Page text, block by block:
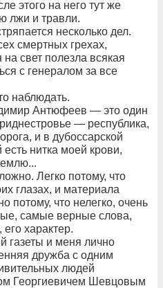
этого на него тут же
лжи и травли.
несколько дел.
смертных грехах,
свет полезла всякая
с генералом за все
наблюдать.
Антюфеев — это один
— республика,
и в дубоссарской
нитка моей крови,
Легко потому, что
глазах, и материала
потому, что нелегко, очень
самые верные слова,
характер.
газеты и меня лично
дружба с одним
людей
Георгиевичем Шевцовым